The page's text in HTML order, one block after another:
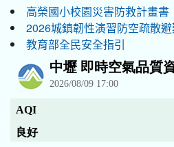
高榮國小校園災害防救計畫書
2026城鎮韌性演習防空疏散
教育部全民安全指引